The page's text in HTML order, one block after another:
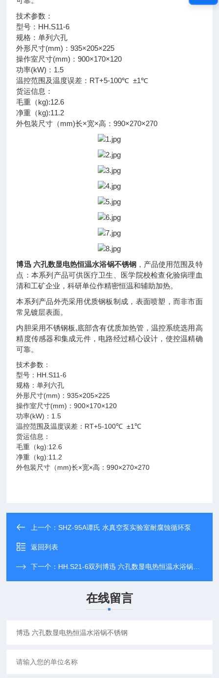
技术参数：
型号：HH.S11-6
规格：单列六孔
外形尺寸(mm)：935×205×225
操作室尺寸(mm)：900×170×120
功率(kW)：1.5
温控范围及温度误差：RT+5-100℃ ±1℃
货运信息：
毛重（kg):12.6
净重（kg):11.2
外包装尺寸（mm)长×宽×高：990×270×270
博迅 六孔数显电热恒温水浴锅不锈钢，产品使用范围及特
点：本系列产品可供医疗卫生、医学院校检查化验病理血
清和工矿企业，科研单位作精密恒温和辅助加热。
本系列产品外壳采用优质钢板制成，表面喷塑，而非市面
常见镀层表面。
内胆采用不锈钢板,底部含有优质加热管，温控系统选用高
精度传感器和集成元件，电路经过精心设计，使控温精确
可靠。
技术参数：
型号：HH.S11-6
规格：单列六孔
外形尺寸(mm)：935×205×225
操作室尺寸(mm)：900×170×120
功率(kW)：1.5
温控范围及温度误差：RT+5-100℃ ±1℃
货运信息：
毛重（kg):12.6
净重（kg):11.2
外包装尺寸（mm)长×宽×高：990×270×270
上一个：SHZ-95A谭氏 水真空泵实验室耐腐蚀循环泵
返回列表
下一个： HH.S21-6双列博迅 六孔数显电热恒温水浴锅不锈钢
在线留言